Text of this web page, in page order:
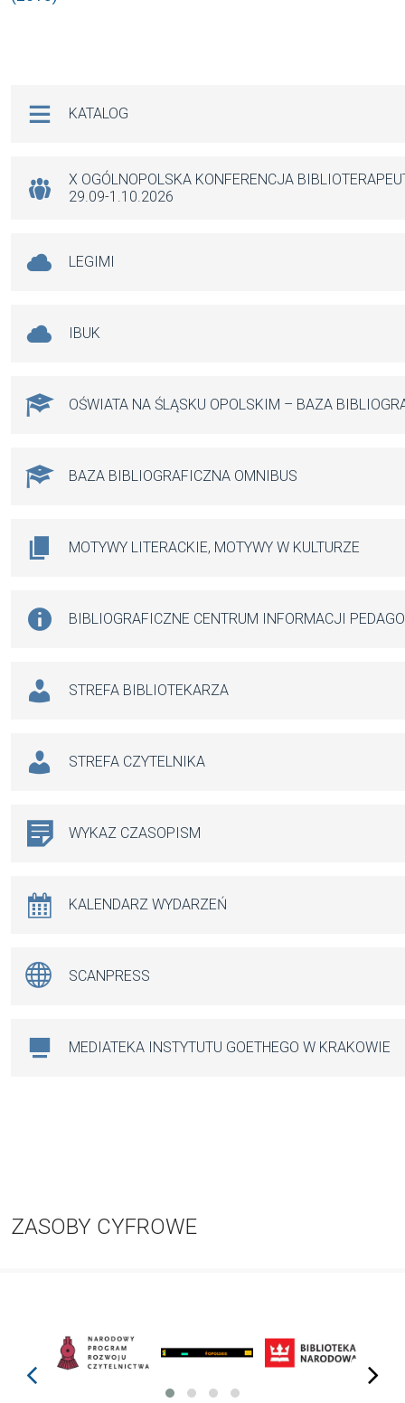
KATALOG
X OGÓLNOPOLSKA KONFERENCJA
29.09-1.10.2026
LEGIMI
IBUK
OŚWIATA NA ŚLĄSKU OPOLSKIM – BAZA
BAZA BIBLIOGRAFICZNA OMNIBUS
MOTYWY LITERACKIE, MOTYWY W KULTURZE
BIBLIOGRAFICZNE CENTRUM INFORMACJI
STREFA BIBLIOTEKARZA
STREFA CZYTELNIKA
WYKAZ CZASOPISM
KALENDARZ WYDARZEŃ
SCANPRESS
MEDIATEKA INSTYTUTU GOETHEGO W KRAKOWIE
ZASOBY CYFROWE
prev next